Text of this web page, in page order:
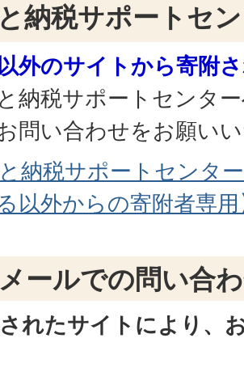
納税サポートセ
外のサイトから寄附
と納税サポートセンタ
問い合わせをお願い
納税サポートセンタ
以外からの寄附者専
ールでの問い合
れたサイトにより、